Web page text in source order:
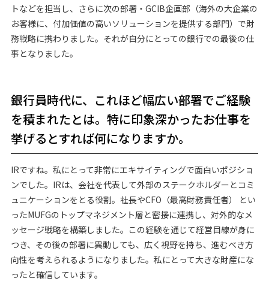
トなどを担当し、さらに次の部署・GCIB企画部（海外の大企業の
お客様に、付加価値の高いソリューションを提供する部門）で財
務戦略に携わりました。それが自分にとっての銀行での最後の仕
事となりました。
銀行員時代に、これほど幅広い部署でご経験
を積まれたとは。特に印象深かったお仕事を
挙げるとすれば何になりますか。
IRですね。私にとって非常にエキサイティングで面白いポジショ
ンでした。IRは、会社を代表して外部のステークホルダーとコミ
ュニケーションをとる役割。社長やCFO（最高財務責任者） とい
ったMUFGのトップマネジメント層と密接に連携し、対外的なメ
ッセージ戦略を構築しました。この経験を通じて経営目線が身に
つき、その後の部署に異動しても、広く視野を持ち、進むべき方
向性を考えられるようになりました。私にとって大きな財産にな
ったと確信しています。